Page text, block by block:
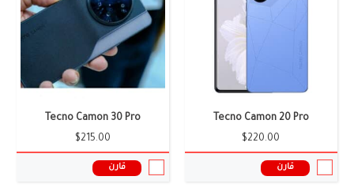
Tecno Camon 20 Pro
$220.00
قارن
Tecno Camon 30 Pro
$215.00
قارن